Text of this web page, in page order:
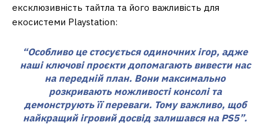
ексклюзивність тайтла та його важливість для
екосистеми Playstation:
“Особливо це стосується одиночних ігор, адже
наші ключові проєкти допомагають вивести нас
на передній план. Вони максимально
розкривають можливості консолі та
демонструють її переваги. Тому важливо, щоб
найкращий ігровий досвід залишався на PS5”.